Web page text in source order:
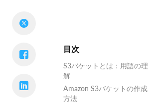
目次
S3バケットとは：用語の理
解
Amazon S3バケットの作成
方法